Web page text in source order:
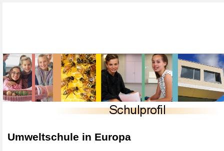
Umweltschule in Europa